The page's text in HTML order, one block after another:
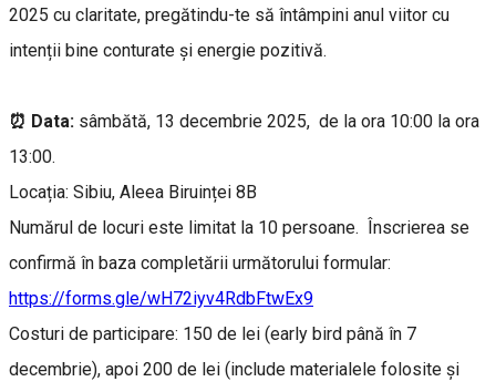
2025 cu claritate, pregătindu-te să întâmpini anul viitor cu
intenții bine conturate și energie pozitivă.
⏰ Data: sâmbătă, 13 decembrie 2025, de la ora 10:00 la ora
13:00.
Locația: Sibiu, Aleea Biruinței 8B
Numărul de locuri este limitat la 10 persoane. Înscrierea se
confirmă în baza completării următorului formular:
https://forms.gle/wH72iyv4RdbFtwEx9
Costuri de participare: 150 de lei (early bird până în 7
decembrie), apoi 200 de lei (include materialele folosite și